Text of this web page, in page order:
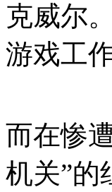
克威尔
游戏工
而在惨
机关”的